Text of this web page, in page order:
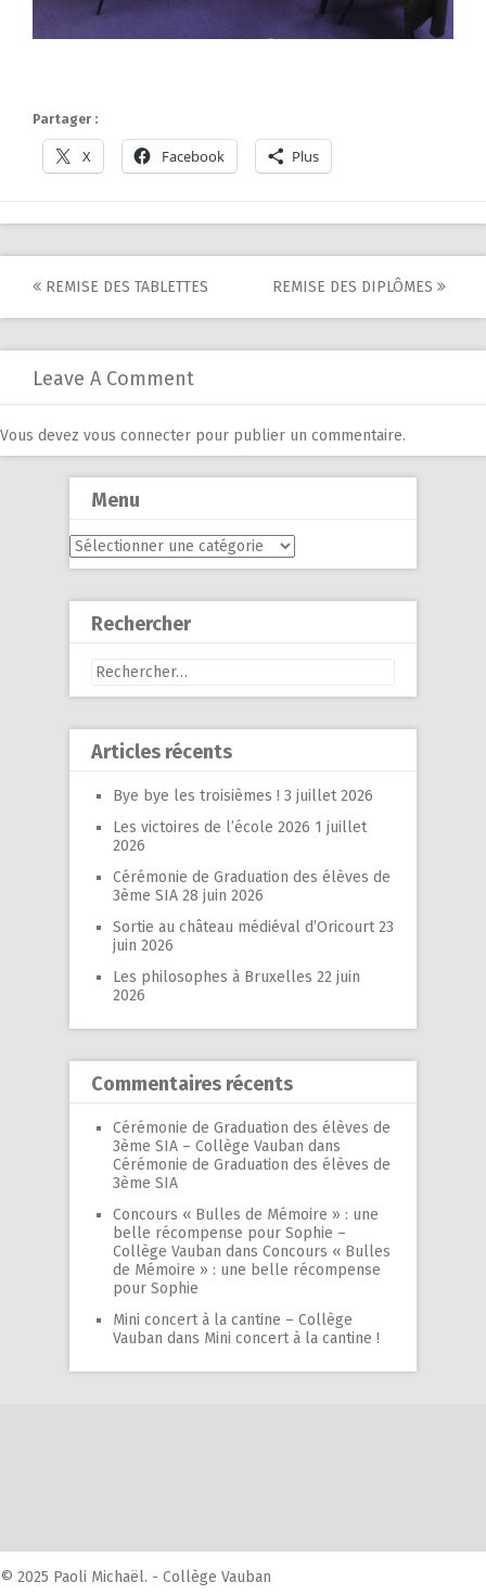
Partager :
X Facebook Plus
Post
navigation
REMISE DES TABLETTES REMISE DES DIPLÔMES
Leave A Comment
Vous devez vous connecter pour publier un commentaire.
Menu
Menu
Rechercher
Rechercher :
Articles récents
Bye bye les troisièmes ! 3 juillet 2026
Les victoires de l’école 2026 1 juillet
2026
Cérémonie de Graduation des élèves de
3ème SIA 28 juin 2026
Sortie au château médiéval d’Oricourt 23
juin 2026
Les philosophes à Bruxelles 22 juin
2026
Commentaires récents
Cérémonie de Graduation des élèves de
3ème SIA – Collège Vauban dans
Cérémonie de Graduation des élèves de
3ème SIA
Concours « Bulles de Mémoire » : une
belle récompense pour Sophie –
Collège Vauban dans Concours « Bulles
de Mémoire » : une belle récompense
pour Sophie
Mini concert à la cantine – Collège
Vauban dans Mini concert à la cantine !
© 2025 Paoli Michaël. - Collège Vauban